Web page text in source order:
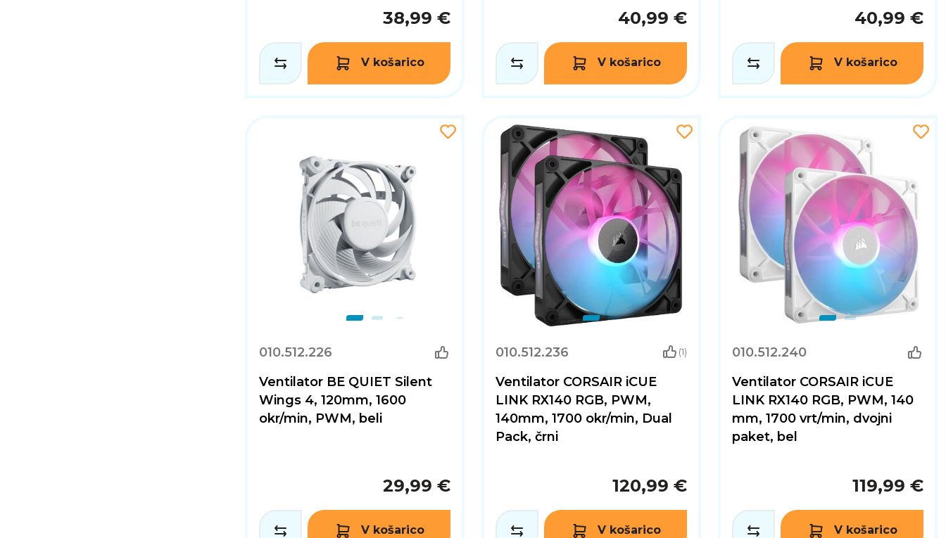
38,99 €
V košarico
40,99 €
V košarico
40,99 €
V košarico
010.512.226
Ventilator BE QUIET Silent
Wings 4, 120mm, 1600
okr/min, PWM, beli
29,99 €
V košarico
010.512.236 (1)
Ventilator CORSAIR iCUE
LINK RX140 RGB, PWM,
140mm, 1700 okr/min, Dual
Pack, črni
120,99 €
V košarico
010.512.240
Ventilator CORSAIR iCUE
LINK RX140 RGB, PWM, 140
mm, 1700 vrt/min, dvojni
paket, bel
119,99 €
V košarico